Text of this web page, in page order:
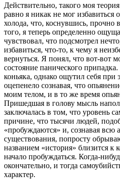
Действительно, такого моя
равно я никак не мог
холода, что, коснувшись, прочно
того, я теперь определенно
чувствовал, что подсмотрел
избавиться, что‑то, к чему я
вернуться. Я понял, что вот‑вот
состояние панического
коньяка, однако ощутил себя
оцепенело сознавая, что
моим телом, и в то же время
Пришедшая в голову мысль
заключалась в том, что уровень
причине, что тысячи людей,
«пробуждаются» и, сознавая всю
существования, попросту
названием «история» близится к
начало пробуждаться.
окончательно, и тогда
характер.